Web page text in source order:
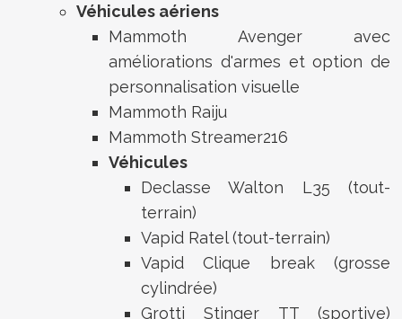
Véhicules aériens
Mammoth Avenger avec
améliorations d'armes et option de
personnalisation visuelle
Mammoth Raiju
Mammoth Streamer216
Véhicules
Declasse Walton L35 (tout-
terrain)
Vapid Ratel (tout-terrain)
Vapid Clique break (grosse
cylindrée)
Grotti Stinger TT (sportive)